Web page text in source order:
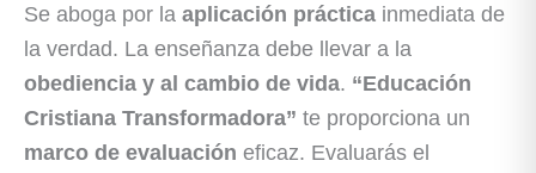
Se aboga por la aplicación práctica inmediata de
la verdad. La enseñanza debe llevar a la
obediencia y al cambio de vida. “Educación
Cristiana Transformadora” te proporciona un
marco de evaluación eficaz. Evaluarás el